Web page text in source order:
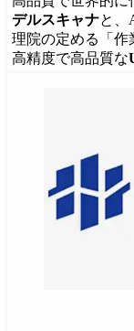
デルスキャナと、
理院の定める「作
高精度で高品質な